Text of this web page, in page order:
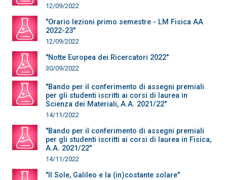
12/09/2022
"Orario lezioni primo semestre - LM Fisica AA
2022-23"
12/09/2022
"Notte Europea dei Ricercatori 2022"
30/09/2022
"Bando per il conferimento di assegni premiali
per gli studenti iscritti ai corsi di laurea in
Scienza dei Materiali, A.A. 2021/22"
14/11/2022
"Bando per il conferimento di assegni premiali
per gli studenti iscritti ai corsi di laurea in Fisica,
A.A. 2021/22"
14/11/2022
"Il Sole, Galileo e la (in)costante solare"